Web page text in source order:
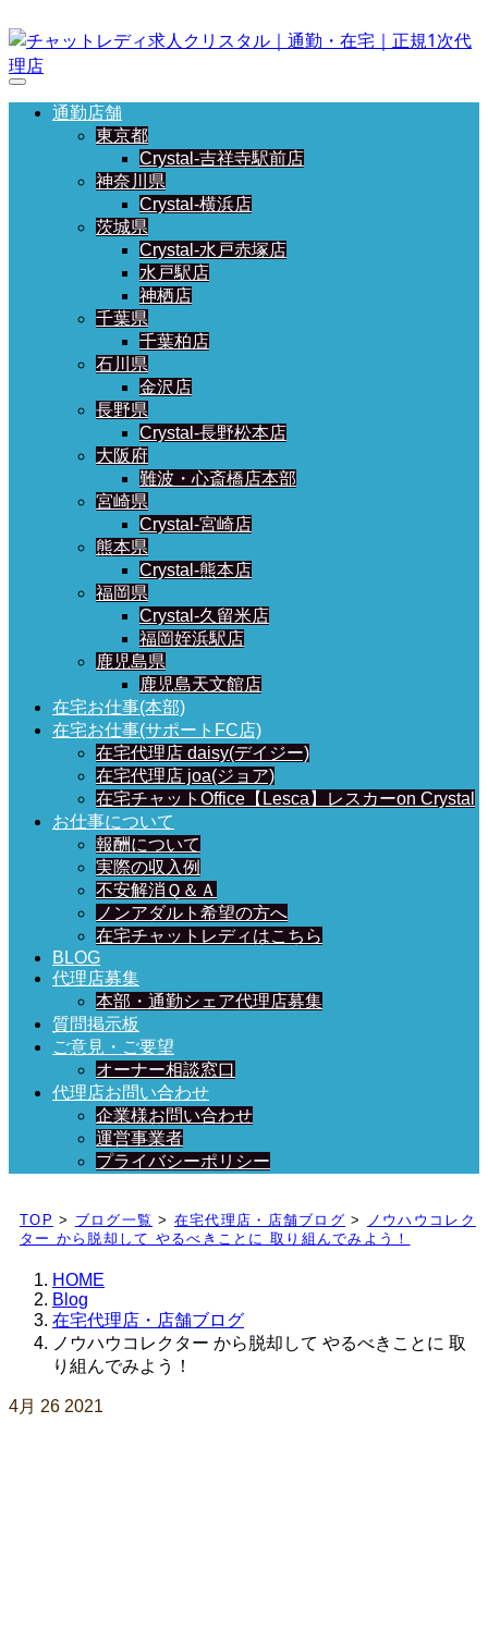
通勤店舗
東京都
Crystal-吉祥寺駅前店
神奈川県
Crystal-横浜店
茨城県
Crystal-水戸赤塚店
水戸駅店
神栖店
千葉県
千葉柏店
石川県
金沢店
長野県
Crystal-長野松本店
大阪府
難波・心斎橋店本部
宮崎県
Crystal-宮崎店
熊本県
Crystal-熊本店
福岡県
Crystal-久留米店
福岡姪浜駅店
鹿児島県
鹿児島天文館店
在宅お仕事(本部)
在宅お仕事(サポートFC店)
在宅代理店 daisy(デイジー)
在宅代理店 joa(ジョア)
在宅チャットOffice【Lesca】レスカーon Crystal
お仕事について
報酬について
実際の収入例
不安解消Ｑ＆Ａ
ノンアダルト希望の方へ
在宅チャットレディはこちら
BLOG
代理店募集
本部・通勤シェア代理店募集
質問掲示板
ご意見・ご要望
オーナー相談窓口
代理店お問い合わせ
企業様お問い合わせ
運営事業者
プライバシーポリシー
日々、ブログを更新中！
TOP > ブログ一覧 > 在宅代理店・店舗ブログ >
ノウハウコレク
ター から脱却して やるべきことに 取り組んでみよう！
HOME
Blog
在宅代理店・店舗ブログ
ノウハウコレクター から脱却して やるべきことに 取
り組んでみよう！
4月 26 2021